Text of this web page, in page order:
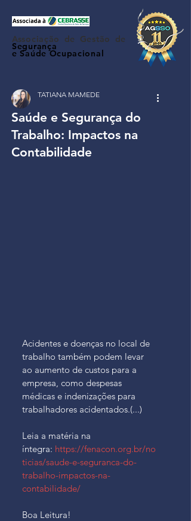
Associação de Gestão de
Segurança
e Saúde Ocupacional
Saúde e Segurança do
Trabalho: Impactos na
Contabilidade
TATIANA MAMEDE
Acidentes e doenças no local de
trabalho também podem levar
ao aumento de custos para a
empresa, como despesas
médicas e indenizações para
trabalhadores acidentados.(...)
Leia a matéria na
íntegra: https://fenacon.org.br/no
ticias/saude-e-seguranca-do-
trabalho-impactos-na-
contabilidade/
Boa Leitura!